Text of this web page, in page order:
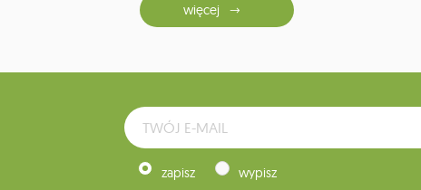
więcej
zapisz wypisz